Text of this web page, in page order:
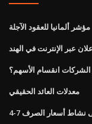
مؤشر ألمانيا للعقود الآجلة
عبر الإنترنت في الهند
الشركات انقسام الأسهم؟
معدلات العائد الحقيقي
نشاط أسعار الصرف 7-4